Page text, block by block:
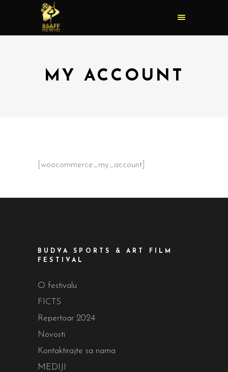
MY ACCOUNT
[woocommerce_my_account]
BUDVA SPORTS & ART FILM
FESTIVAL
O festivalu
FICTS
Repertoar 2024
Novosti
Kontaktirajte sa nama
MEDIJI